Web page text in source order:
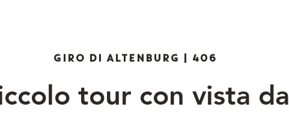
Attivo
GIRO DI ALTENBURG | 406
tour con vista da